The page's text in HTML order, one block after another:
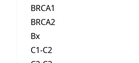
BRCA1
BRCA2
Bx
C1-C2